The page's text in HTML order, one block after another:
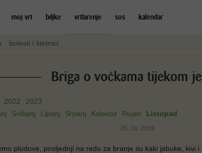
moj vrt biljke vrtlarenje sos kalendar
bolesti i štetnici
Briga o voćkama tijekom
2022
2023
Svibanj Lipanj Srpanj Kolovoz Rujan Listopad
28. 10. 2019
plodove, posljednji na redu za branje su kaki jabuke, kivi